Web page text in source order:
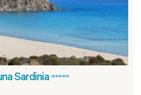
Sardinia *****